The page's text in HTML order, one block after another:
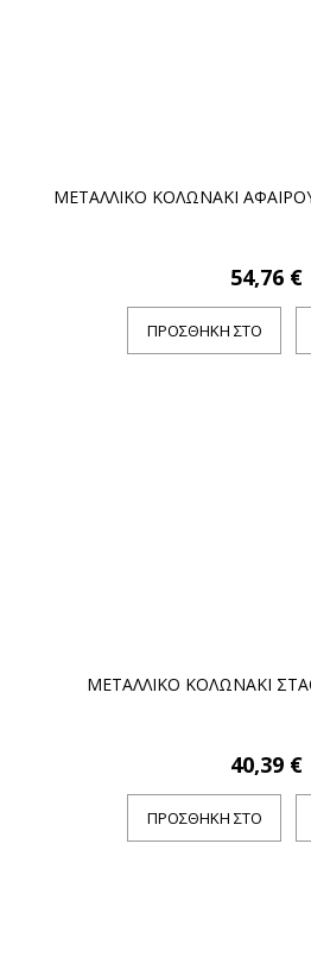
ΜΕΤΑΛΛΙΚΟ ΚΟΛΩΝΑΚΙ
54,76 €
ΠΡΟΣΘΉΚΗ ΣΤΟ
ΜΕΤΑΛΛΙΚΟ ΚΟΛΩΝΑΚΙ
40,39 €
ΠΡΟΣΘΉΚΗ ΣΤΟ